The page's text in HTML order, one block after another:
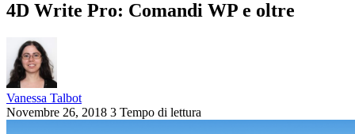
4D Write Pro: Comandi WP e oltre
Vanessa Talbot
Novembre 26, 2018 3 Tempo di lettura